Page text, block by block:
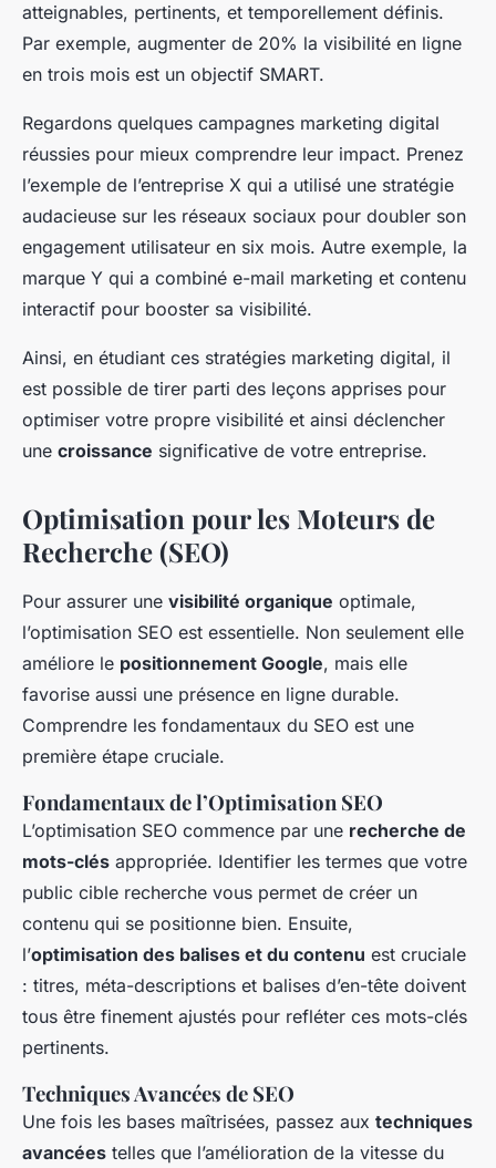
atteignables, pertinents, et temporellement définis.
Par exemple, augmenter de 20% la visibilité en ligne
en trois mois est un objectif SMART.
Regardons quelques campagnes marketing digital
réussies pour mieux comprendre leur impact. Prenez
l’exemple de l’entreprise X qui a utilisé une stratégie
audacieuse sur les réseaux sociaux pour doubler son
engagement utilisateur en six mois. Autre exemple, la
marque Y qui a combiné e-mail marketing et contenu
interactif pour booster sa visibilité.
Ainsi, en étudiant ces stratégies marketing digital, il
est possible de tirer parti des leçons apprises pour
optimiser votre propre visibilité et ainsi déclencher
une croissance significative de votre entreprise.
Optimisation pour les Moteurs de
Recherche (SEO)
Pour assurer une visibilité organique optimale,
l’optimisation SEO est essentielle. Non seulement elle
améliore le positionnement Google, mais elle
favorise aussi une présence en ligne durable.
Comprendre les fondamentaux du SEO est une
première étape cruciale.
Fondamentaux de l’Optimisation SEO
L’optimisation SEO commence par une recherche de
mots-clés appropriée. Identifier les termes que votre
public cible recherche vous permet de créer un
contenu qui se positionne bien. Ensuite,
l’optimisation des balises et du contenu est cruciale
: titres, méta-descriptions et balises d’en-tête doivent
tous être finement ajustés pour refléter ces mots-clés
pertinents.
Techniques Avancées de SEO
Une fois les bases maîtrisées, passez aux techniques
avancées telles que l’amélioration de la vitesse du